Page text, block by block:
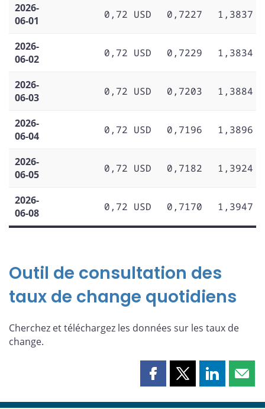
2026-
06-01
0,72 USD 0,7227 1,3837
2026-
06-02
0,72 USD 0,7229 1,3834
2026-
06-03
0,72 USD 0,7203 1,3884
2026-
06-04
0,72 USD 0,7196 1,3896
2026-
06-05
0,72 USD 0,7182 1,3924
2026-
06-08
0,72 USD 0,7170 1,3947
Outil de consultation des
taux de change quotidiens
Cherchez et téléchargez les données sur les taux de
change.
PartagerPartagerPartager